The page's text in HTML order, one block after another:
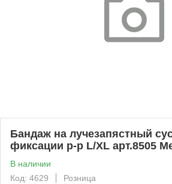
Бандаж на лучезапястный
фиксации р-р L/XL арт.8505
В наличии
Код: 4629
Розница